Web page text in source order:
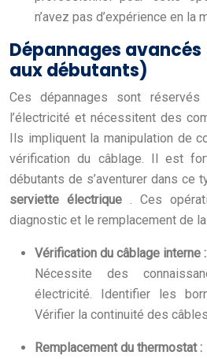
n’avez pas d’expérience en la
Dépannages
aux débutants)
Ces dépannages sont
l’électricité et nécessitent des
Ils impliquent la manipulation de
vérification du câblage. Il est
débutants de s’aventurer dans ce
serviette électrique . Ces
diagnostic et le remplacement de
Vérification du câblage interne :
Nécessite des
électricité. Identifier les
Vérifier la continuité des
Remplacement du thermostat :